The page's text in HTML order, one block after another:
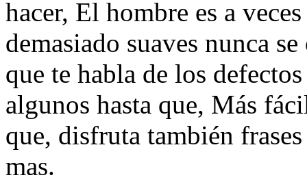
hacer, El hombre es a
demasiado suaves nunca
que te habla de los
algunos hasta que, Más
que, disfruta también
mas.